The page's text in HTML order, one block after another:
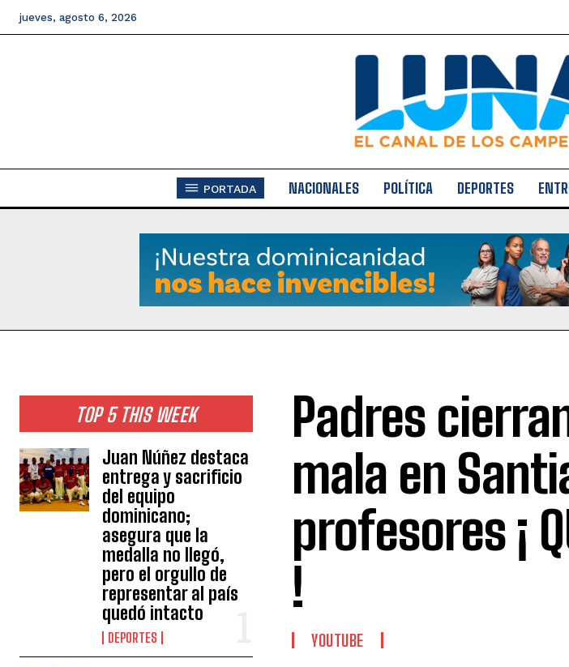
jueves, agosto 6, 2026
PORTADA NACIONALES POLÍTICA DEPORTES
TOP 5 THIS WEEK
Juan Núñez destaca
entrega y sacrificio
del equipo
dominicano;
asegura que la
medalla no llegó,
pero el orgullo de
representar al país
quedó intacto
DEPORTES
Padres
mala en
profesores ¡
!
YOUTUBE